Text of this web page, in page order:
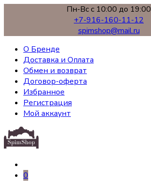
Пн-Вс с 10:00 до 19:00
+7-916-160-11-12
spimshop@mail.ru
О Бренде
Доставка и Оплата
Обмен и возврат
Договор-оферта
Избранное
Регистрация
Мой аккаунт
0